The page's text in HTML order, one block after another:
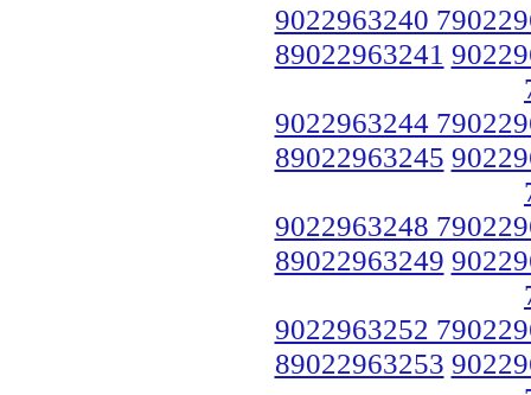
9022963240
89022963241
9022963244
89022963245
9022963248
89022963249
9022963252
89022963253